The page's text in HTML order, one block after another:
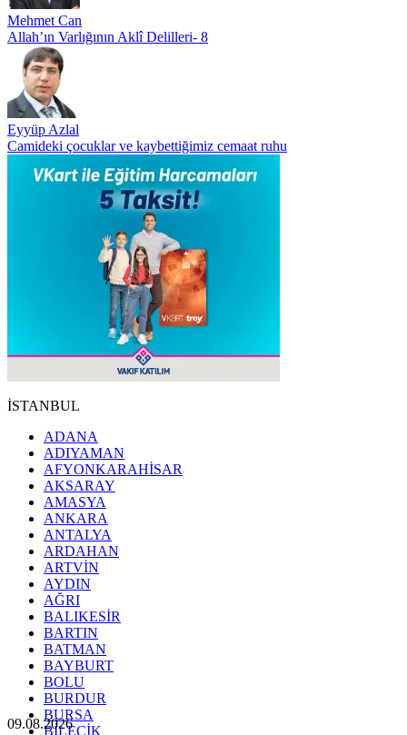
Mehmet Can
Allah’ın Varlığının Aklî Delilleri- 8
Eyyüp Azlal
Camideki çocuklar ve kaybettiğimiz cemaat ruhu
İSTANBUL
ADANA
ADIYAMAN
AFYONKARAHİSAR
AKSARAY
AMASYA
ANKARA
ANTALYA
ARDAHAN
ARTVİN
AYDIN
AĞRI
BALIKESİR
BARTIN
BATMAN
BAYBURT
BOLU
BURDUR
BURSA
BİLECİK
09.08.2026